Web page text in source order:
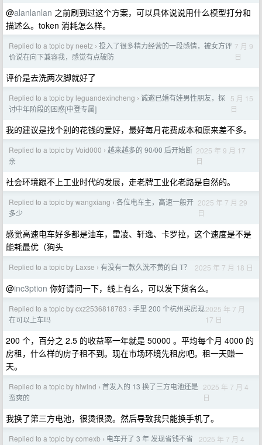
@alanlanlan 之前刷到过这个方案，可以具体说说用什么模型打分和
描述么。token 消耗怎么样。
Replied to a topic by neetz › 投入了很多精力经营的一段感情，被女方评
价说在向下兼容我，感觉有点破防
7 月 9
日
评价是去洗两次脚就好了
Replied to a topic by leguandexincheng › 诚邀已婚有娃男性朋友，探
讨中年阶段的困惑[中登专属]
5 月 15
日
我的建议是找个别的花钱的爱好，最好每月花费成本和原来差不多。
Replied to a topic by Void000 › 越来越多的 90/00 后开始断
亲
2025 年 9 月 17
日
社会环境跟不上工业时代的发展，走老牌工业化老路是自然的。
Replied to a topic by wangxiang › 各位电车主，高速一般开
多少
2025 年 7 月 29
日
感觉高速电车好多都是油车，雷凌、轩逸、卡罗拉，这个速度是不是
能耗最优（狗头
Replied to a topic by Laxse › 有没有一款久洗不黄的白 T？ 2025 年 7 月 18 日
@inc3ption 你好请问一下，线上有么，可以发下货名么。
Replied to a topic by cxz2536818783 › 手里 200 个杭州买房现
在可以上车吗
2025 年 7 月
17 日
200 个，百分之 2.5 的收益率一年就是 50000 。平均每个月 4000 的
房租，什么样的房子租不到。现在市场环境先租房吧。租一天赚一
天。
Replied to a topic by hiwind › 首发入的 13 换了三方电池还是
蛮爽的
2025 年 7 月 4
日
我换了第三方电池，很烫很烫。然后导致我只能换手机了。
Replied to a topic by comexb › 电车开了 3 年 发现省钱不省
2025 年 7 月 4